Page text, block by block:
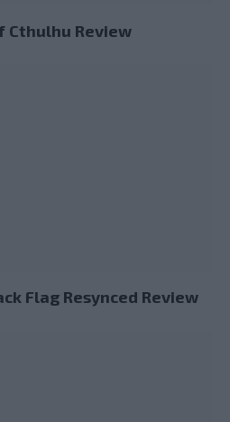
Cthulhu Review
Flag Resynced Review